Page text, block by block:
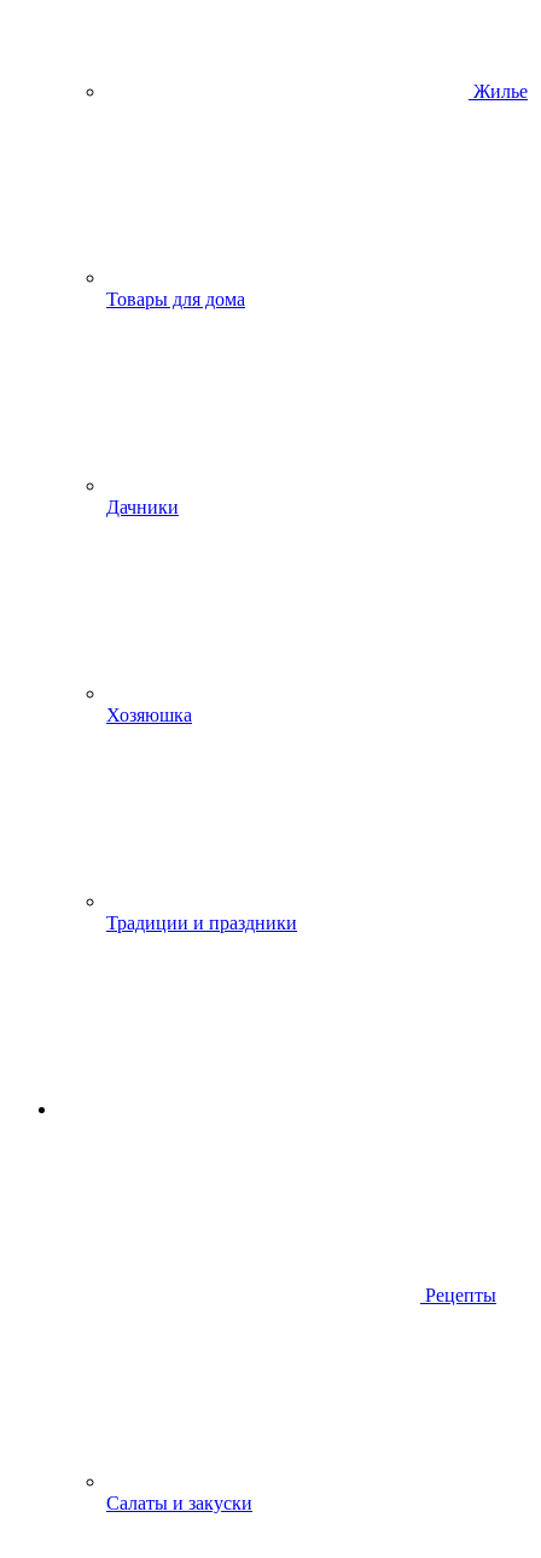
Жилье
Товары для дома
Дачники
Хозяюшка
Традиции и праздники
Рецепты
Салаты и закуски